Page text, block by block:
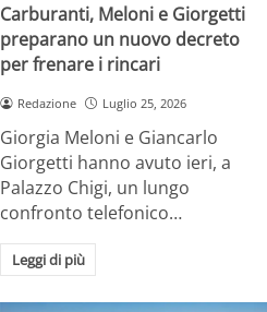
Carburanti, Meloni e Giorgetti
preparano un nuovo decreto
per frenare i rincari
Redazione Luglio 25, 2026
Giorgia Meloni e Giancarlo
Giorgetti hanno avuto ieri, a
Palazzo Chigi, un lungo
confronto telefonico…
Leggi di più